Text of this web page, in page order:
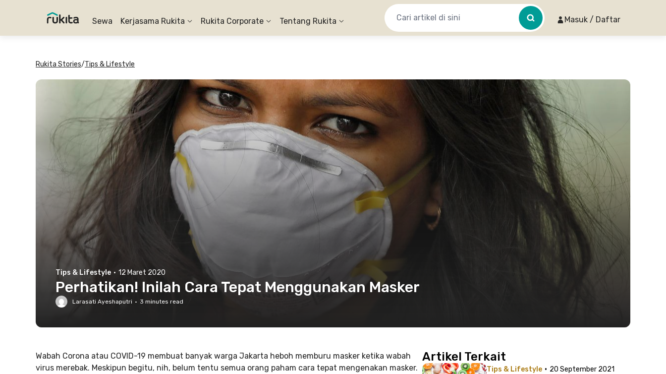
Sewa Kerjasama Rukita Rukita Corporate Tentang Rukita Masuk / Daftar
Rukita Stories/Tips & Lifestyle
Tips & Lifestyle · 12 Maret 2020
Perhatikan! Inilah Cara Tepat Menggunakan Masker
Larasati Ayeshaputri · 3 minutes read
Wabah Corona atau COVID-19 membuat banyak warga Jakarta heboh memburu masker ketika wabah
virus merebak. Meskipun begitu, nih, belum tentu semua orang paham cara tepat mengenakan masker.
Artikel Terkait
Tips & Lifestyle · 20 September 2021